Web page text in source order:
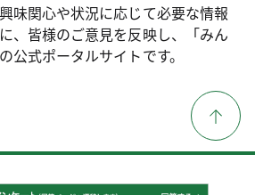
味関心や状況に応じて必要な情報
、皆様のご意見を反映し、「みん
公式ポータルサイトです。